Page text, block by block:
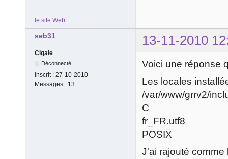
le site Web
seb31 13-11-2010
Cigale
Déconnecté
Inscrit : 27-10-2010
Messages : 13
Voici une réponse
Les locales
/var/www/grrv2/
C
fr_FR.utf8
POSIX
J'ai rajouté